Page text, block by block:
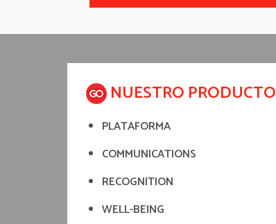
NUESTRO PRODUCTO
PLATAFORMA
COMMUNICATIONS
RECOGNITION
WELL-BEING